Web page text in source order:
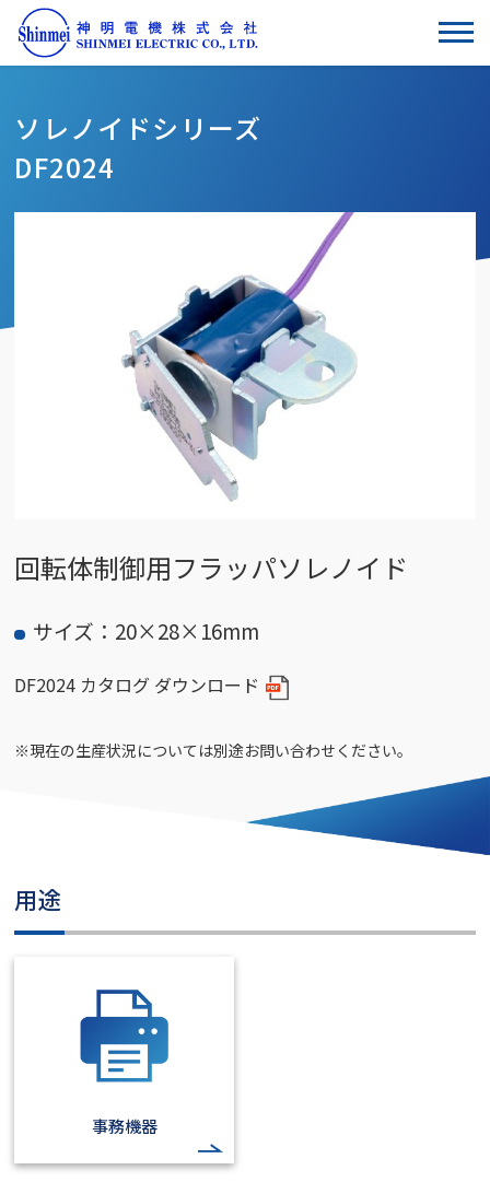
ソレノイドシリーズ
DF2024
回転体制御用フラッパソレノイド
サイズ：20×28×16mm
DF2024 カタログ ダウンロード
※現在の生産状況については別途お問い合わせください。
用途
事務機器